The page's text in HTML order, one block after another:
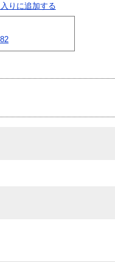
りに追加する